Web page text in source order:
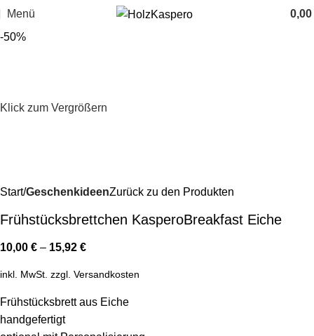
Menü
0,00
-50%
Klick zum Vergrößern
Start GeschenkideenZurück zu den Produkten
Frühstücksbrettchen KasperoBreakfast Eiche
10,00 € – 15,92 €
inkl. MwSt. zzgl. Versandkosten
Frühstücksbrett aus Eiche
handgefertigt